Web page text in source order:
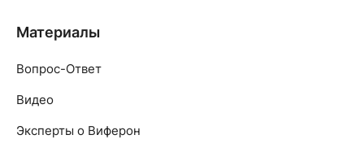
Материалы
Вопрос-Ответ
Видео
Эксперты о Виферон